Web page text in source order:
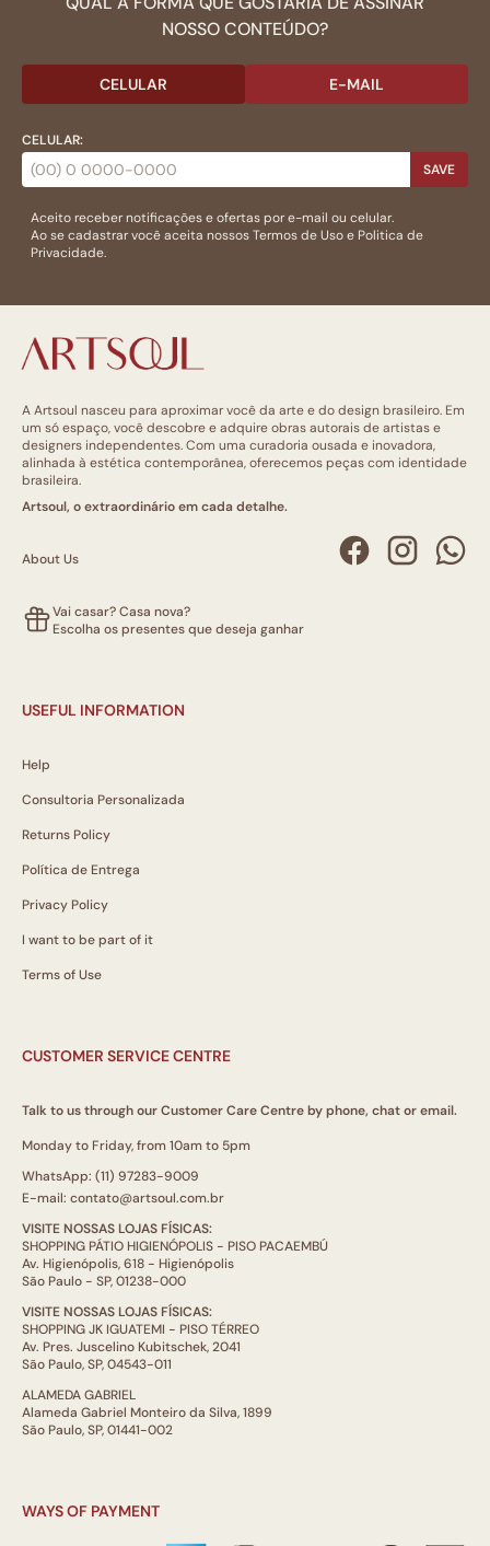
NOSSO CONTEÚDO?
CELULAR E-MAIL
CELULAR:
SAVE
Aceito receber notificações e ofertas por e-mail ou celular.
Ao se cadastrar você aceita nossosTermos de Usoe Politica de
Privacidade.
A Artsoul nasceu para aproximar você da arte e do design brasileiro. Em
um só espaço, você descobre e adquire obras autorais de artistas e
designers independentes. Com uma curadoria ousada e inovadora,
alinhada à estética contemporânea, oferecemos peças com identidade
brasileira.
Artsoul, o extraordinário em cada detalhe.
About Us
Vai casar? Casa nova?
Escolha os presentes que deseja ganhar
USEFUL INFORMATION
Help
Consultoria Personalizada
Returns Policy
Política de Entrega
Privacy Policy
I want to be part of it
Terms of Use
CUSTOMER SERVICE CENTRE
Talk to us through our Customer Care Centre by phone, chat or email.
Monday to Friday, from 10am to 5pm
WhatsApp: (11) 97283-9009
E-mail: contato@artsoul.com.br
VISITE NOSSAS LOJAS FÍSICAS:
SHOPPING PÁTIO HIGIENÓPOLIS - PISO PACAEMBÚ
Av. Higienópolis, 618 - Higienópolis
São Paulo - SP, 01238-000
VISITE NOSSAS LOJAS FÍSICAS:
SHOPPING JK IGUATEMI - PISO TÉRREO
Av. Pres. Juscelino Kubitschek, 2041
São Paulo, SP, 04543-011
ALAMEDA GABRIEL
Alameda Gabriel Monteiro da Silva, 1899
São Paulo, SP, 01441-002
WAYS OF PAYMENT